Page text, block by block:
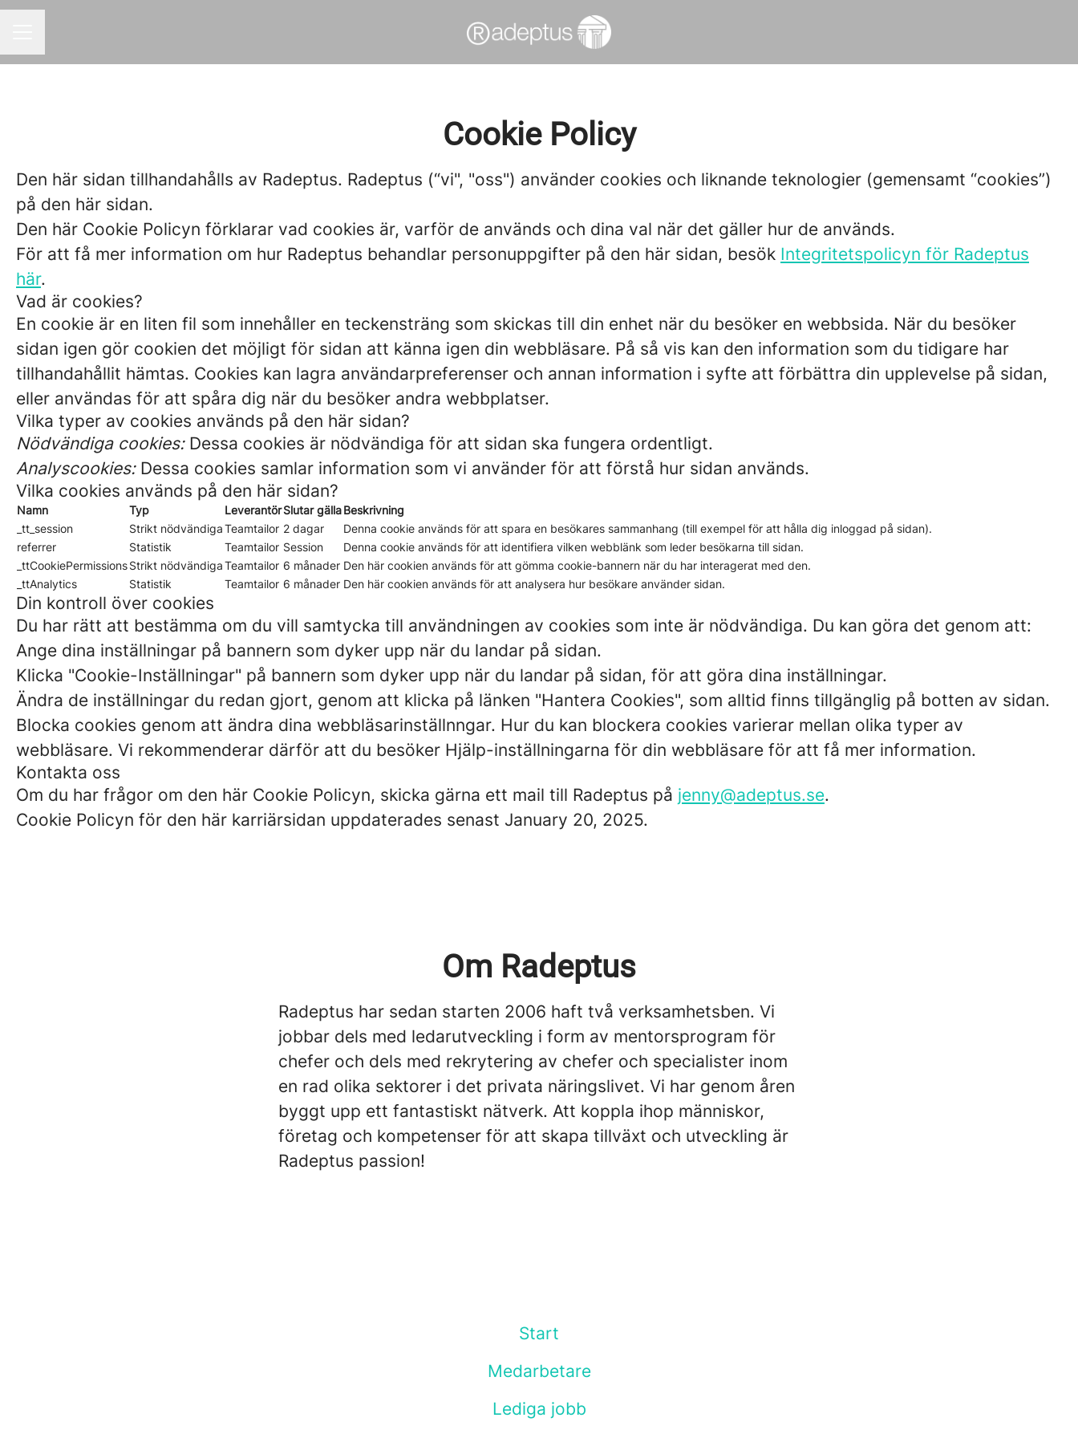
Cookie Policy
Den här sidan tillhandahålls av Radeptus. Radeptus (“vi", "oss") använder cookies och liknande teknologier (gemensamt “cookies”)
på den här sidan.
Den här Cookie Policyn förklarar vad cookies är, varför de används och dina val när det gäller hur de används.
För att få mer information om hur Radeptus behandlar personuppgifter på den här sidan, besök Integritetspolicyn för Radeptus
här.
Vad är cookies?
En cookie är en liten fil som innehåller en teckensträng som skickas till din enhet när du besöker en webbsida. När du besöker
sidan igen gör cookien det möjligt för sidan att känna igen din webbläsare. På så vis kan den information som du tidigare har
tillhandahållit hämtas. Cookies kan lagra användarpreferenser och annan information i syfte att förbättra din upplevelse på sidan,
eller användas för att spåra dig när du besöker andra webbplatser.
Vilka typer av cookies används på den här sidan?
Nödvändiga cookies:Dessa cookies är nödvändiga för att sidan ska fungera ordentligt.
Analyscookies:Dessa cookies samlar information som vi använder för att förstå hur sidan används.
Vilka cookies används på den här sidan?
Namn Typ LeverantörSlutar gällaBeskrivning
_tt_session
Strikt nödvändigaTeamtailor 2 dagar
Denna cookie används för att spara en besökares sammanhang (till exempel för att hålla dig inloggad på sidan).
referrer
Statistik Teamtailor Session
Denna cookie används för att identifiera vilken webblänk som leder besökarna till sidan.
_ttCookiePermissionsStrikt nödvändigaTeamtailor 6 månader Den här cookien används för att gömma cookie-bannern när du har interagerat med den.
_ttAnalytics
Statistik Teamtailor 6 månader Den här cookien används för att analysera hur besökare använder sidan.
Din kontroll över cookies
Du har rätt att bestämma om du vill samtycka till användningen av cookies som inte är nödvändiga. Du kan göra det genom att:
Ange dina inställningar på bannern som dyker upp när du landar på sidan.
Klicka "Cookie-Inställningar" på bannern som dyker upp när du landar på sidan, för att göra dina inställningar.
Ändra de inställningar du redan gjort, genom att klicka på länken "Hantera Cookies", som alltid finns tillgänglig på botten av sidan.
Blocka cookies genom att ändra dina webbläsarinställnngar. Hur du kan blockera cookies varierar mellan olika typer av
webbläsare. Vi rekommenderar därför att du besöker Hjälp-inställningarna för din webbläsare för att få mer information.
Kontakta oss
Om du har frågor om den här Cookie Policyn, skicka gärna ett mail till Radeptus på jenny@adeptus.se.
Cookie Policyn för den här karriärsidan uppdaterades senast January 20, 2025.
Om Radeptus
Radeptus har sedan starten 2006 haft två verksamhetsben. Vi
jobbar dels med ledarutveckling i form av mentorsprogram för
chefer och dels med rekrytering av chefer och specialister inom
en rad olika sektorer i det privata näringslivet. Vi har genom åren
byggt upp ett fantastiskt nätverk. Att koppla ihop människor,
företag och kompetenser för att skapa tillväxt och utveckling är
Radeptus passion!
Start
Medarbetare
Lediga jobb